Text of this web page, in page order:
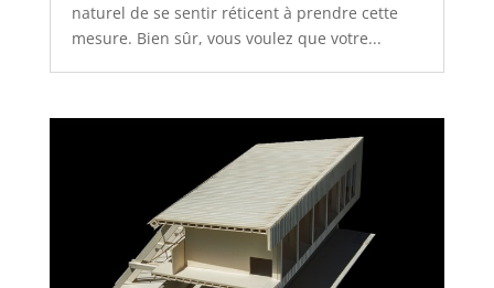
naturel de se sentir réticent à prendre cette
mesure. Bien sûr, vous voulez que votre...